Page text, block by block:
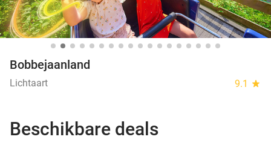
Bobbejaanland
Lichtaart 9.1 star
Beschikbare deals